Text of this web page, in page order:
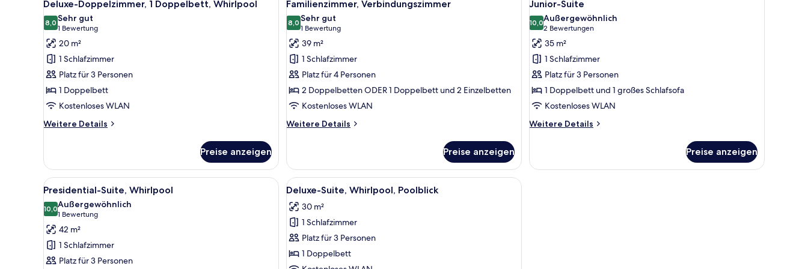
barrierefrei,
Erdgeschoss
Fotos
für
Deluxe-
Doppelzimmer,
Doppelbett,
Whirlpool
anzeigen
Deluxe-Doppelzimmer, 1 Doppelbett, Whirlpool
8,08,0 von 10
Sehr gut
1 Bewertung
(1
Bewertung)
20 m²
1 Schlafzimmer
Platz für 3 Personen
1 Doppelbett
Kostenloses WLAN
Weitere Details
Weitere
Doppelzimmer,
Doppelbett,
Whirlpool
Preise anzeigen
Fotos
für
Familienzimmer,
Verbindungszimmer
anzeigen
Familienzimmer, Verbindungszimmer
8,08,0 von 10
Sehr gut
1 Bewertung
(1
Bewertung)
39 m²
1 Schlafzimmer
Platz für 4 Personen
2 Doppelbetten ODER 1 Doppelbett und 2 Einzelbetten
Kostenloses WLAN
Weitere Details
Weitere
Verbindungszimmer
Preise anzeigen
Fotos
für
Junior-
Suite
anzeigen
Junior-Suite
10,010,0 von 10
Außergewöhnlich
2 Bewertungen
(2
Bewertungen)
35 m²
1 Schlafzimmer
Platz für 3 Personen
1 Doppelbett und 1 großes Schlafsofa
Kostenloses WLAN
Weitere Details
Weitere
Suite
Preise anzeigen
Alle
Fotos
für
Presidential-
Suite,
Whirlpool
anzeigen
Ein Hotelzimmer mit einem großen Bett, einem Schreibtisch mit Fernseher und zwei Nachttischlampen.
9
Presidential-Suite, Whirlpool
10,010,0 von 10
Außergewöhnlich
1 Bewertung
(1
Bewertung)
42 m²
1 Schlafzimmer
Platz für 3 Personen
Alle
Fotos
für
Deluxe-
Suite,
Whirlpool,
Poolblick
Ein modernes Badezimmer mit Flachbildfernseher, einem weißen Waschbecken, einer Badewanne und einem
1
Deluxe-Suite, Whirlpool, Poolblick
30 m²
1 Schlafzimmer
Platz für 3 Personen
1 Doppelbett